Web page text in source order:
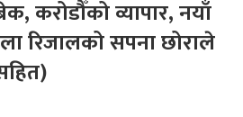
करोडौँको व्यापार, नयाँ
रिजालको सपना छोराले